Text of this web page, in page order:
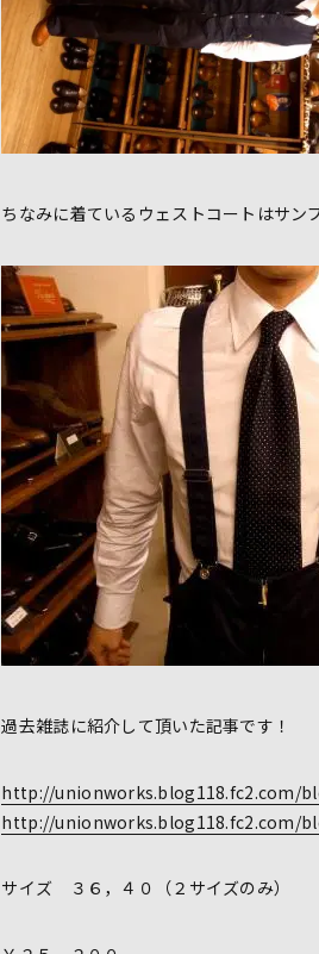
ちなみに着ているウェストコートはサ
過去雑誌に紹介して頂いた記事です！
http://unionworks.blog118.fc2.com/
http://unionworks.blog118.fc2.com/
サイズ ３６，４０（２サイズのみ）